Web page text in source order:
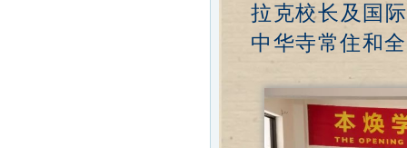
拉克校长及国
中华寺常住和